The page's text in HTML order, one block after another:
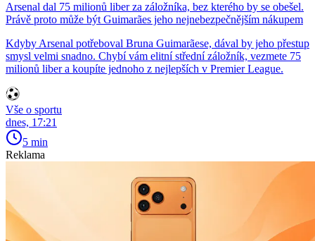
Arsenal dal 75 milionů liber za záložníka, bez kterého by se obešel.
Právě proto může být Guimarães jeho nejnebezpečnějším nákupem
Kdyby Arsenal potřeboval Bruna Guimarãese, dával by jeho přestup
smysl velmi snadno. Chybí vám elitní střední záložník, vezmete 75
milionů liber a koupíte jednoho z nejlepších v Premier League.
Vše o sportu
dnes, 17:21
5 min
Reklama